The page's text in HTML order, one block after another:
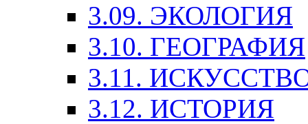
3.09. ЭКОЛОГИЯ
3.10. ГЕОГРАФИЯ
3.11.
3.12. ИСТОРИЯ